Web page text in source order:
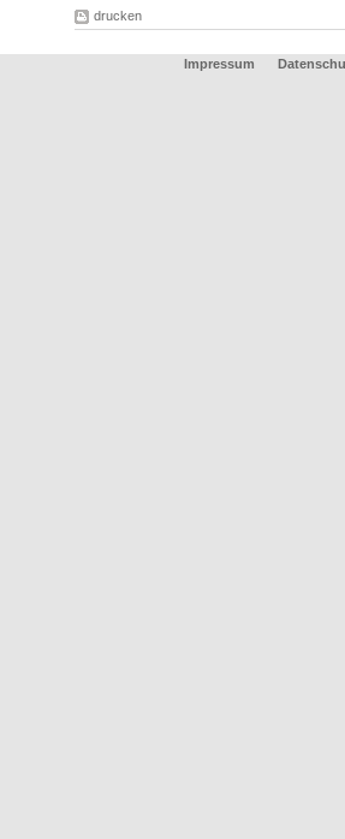
drucken
Impressum